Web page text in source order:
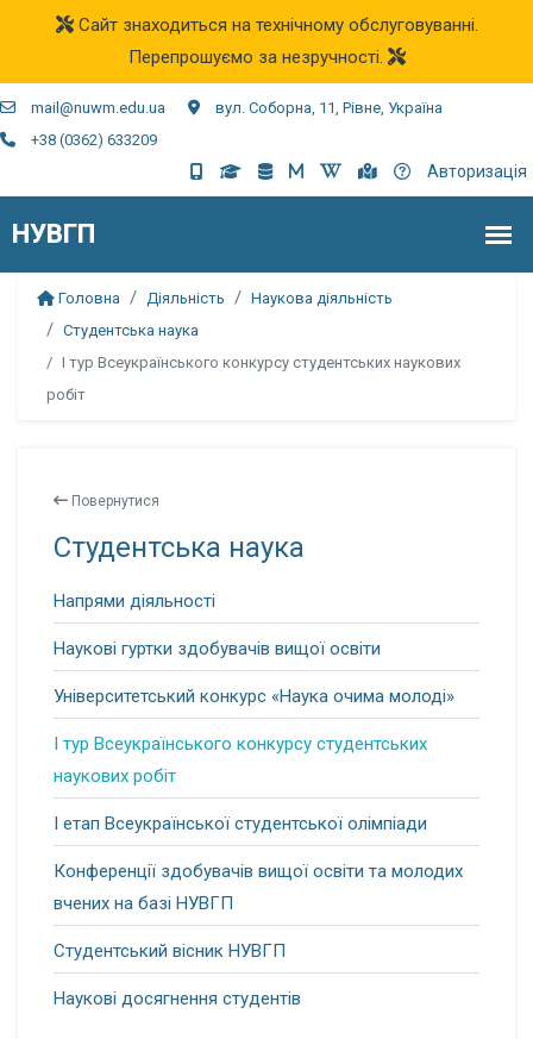
Сайт знаходиться на технічному обслуговуванні.
Перепрошуємо за незручності.
mail@nuwm.edu.ua
вул. Соборна, 11, Рівне, Україна
+38 (0362) 633209
Авторизація
Головна Діяльність
Наукова діяльність
Студентська наука
І тур Всеукраїнського конкурсу студентських наукових
робіт
Повернутися
Студентська наука
Напрями діяльності
Наукові гуртки здобувачів вищої освіти
Університетський конкурс «Наука очима молоді»
І тур Всеукраїнського конкурсу студентських
наукових робіт
І етап Всеукраїнської студентської олімпіади
Конференції здобувачів вищої освіти та молодих
вчених на базі НУВГП
Студентський вісник НУВГП
Наукові досягнення студентів